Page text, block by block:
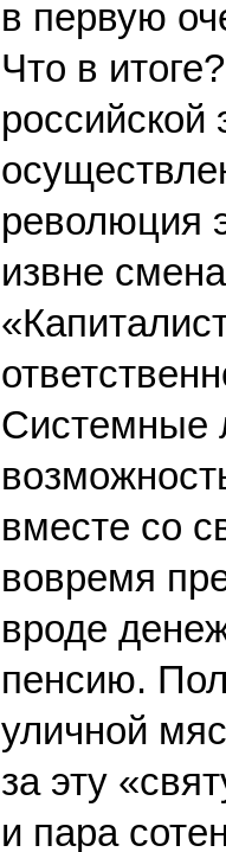
в первую
Что в
российской
революция
извне
Системные
вместе со
вовремя
вроде
пенсию.
уличной
за эту
и пара